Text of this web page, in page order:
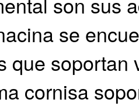
se
que soportan
cornisa